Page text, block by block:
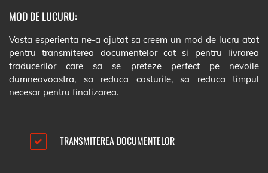
MOD DE LUCURU:
Vasta esperienta ne-a ajutat sa creem un mod de lucru atat
pentru transmiterea documentelor cat si pentru livrarea
traducerilor care sa se preteze perfect pe nevoile
dumneavoastra, sa reduca costurile, sa reduca timpul
necesar pentru finalizarea.
TRANSMITEREA DOCUMENTELOR